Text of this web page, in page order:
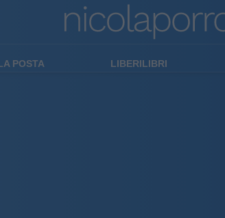
POSTA LIBERILIBRI